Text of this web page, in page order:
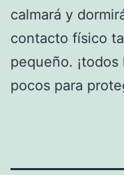
calmará y
contacto físico
pequeño. ¡todos
pocos para